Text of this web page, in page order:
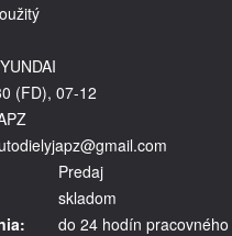
(FD), 07-12
Predaj
skladom
do 24 hodín pracovného